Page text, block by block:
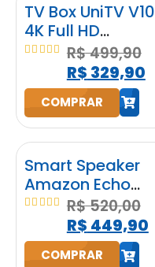
h
TV Box UniTV V10
4K Full HD
Android
out of 5
R$499,90
R$ 329,90
COMPRAR
Smart Speaker
Amazon Echo
Pop Alexa
Original Preta
Bluetooth
out of 5
R$520,00
R$ 449,90
COMPRAR